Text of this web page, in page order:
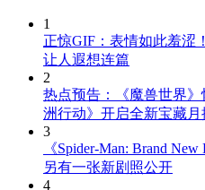
1
正惊GIF：表情如此羞涩
让人遐想连篇
2
热点预告：《魔兽世界
洲行动》开启全新宝藏月
3
《Spider-Man: Brand
另有一张新剧照公开
4